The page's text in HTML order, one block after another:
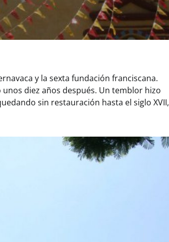
y la sexta fundación franciscana.
diez años después. Un temblor hizo
sin restauración hasta el siglo XVII,